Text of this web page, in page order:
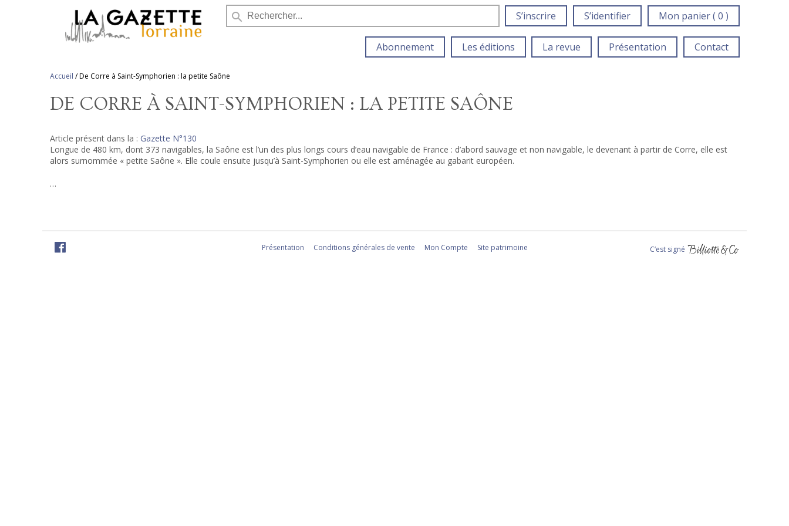
search S’inscrire S’identifier Mon panier ( 0 )
Abonnement Les éditions La revue Présentation Contact
Accueil /De Corre à Saint-Symphorien : la petite Saône
DE CORRE À SAINT-SYMPHORIEN : LA PETITE SAÔNE
Article présent dans la : Gazette N°130
Longue de 480 km, dont 373 navigables, la Saône est l’un des plus longs cours d’eau navigable de France : d’abord sauvage et non navigable, le devenant à partir de Corre, elle est
alors surnommée « petite Saône ». Elle coule ensuite jusqu’à Saint-Symphorien ou elle est aménagée au gabarit européen.
…
Présentation Conditions générales de vente Mon Compte Site patrimoine C‘est signé